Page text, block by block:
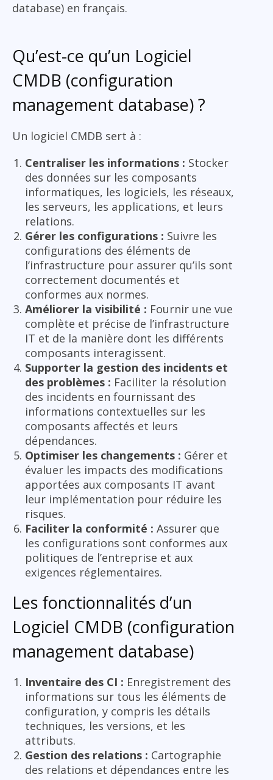
database) en français.
Qu’est-ce qu’un Logiciel
CMDB (configuration
management database) ?
Un logiciel CMDB sert à :
Centraliser les informations : Stocker
des données sur les composants
informatiques, les logiciels, les réseaux,
les serveurs, les applications, et leurs
relations.
Gérer les configurations : Suivre les
configurations des éléments de
l’infrastructure pour assurer qu’ils sont
correctement documentés et
conformes aux normes.
Améliorer la visibilité : Fournir une vue
complète et précise de l’infrastructure
IT et de la manière dont les différents
composants interagissent.
Supporter la gestion des incidents et
des problèmes : Faciliter la résolution
des incidents en fournissant des
informations contextuelles sur les
composants affectés et leurs
dépendances.
Optimiser les changements : Gérer et
évaluer les impacts des modifications
apportées aux composants IT avant
leur implémentation pour réduire les
risques.
Faciliter la conformité : Assurer que
les configurations sont conformes aux
politiques de l’entreprise et aux
exigences réglementaires.
Les fonctionnalités d’un
Logiciel CMDB (configuration
management database)
Inventaire des CI : Enregistrement des
informations sur tous les éléments de
configuration, y compris les détails
techniques, les versions, et les
attributs.
Gestion des relations : Cartographie
des relations et dépendances entre les